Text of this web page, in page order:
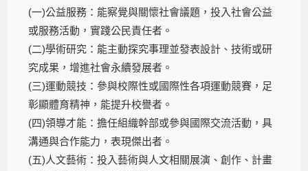
(一)公益服務：能察覺與關懷社會議題，投入社會公益
或服務活動，實踐公民責任者。
(二)學術研究：能主動探究事理並發表設計、技術或研
究成果，增進社會永續發展者。
(三)運動競技：參與校際性或國際性各項運動競賽，足
彰顯體育精神，能提升校譽者。
(四)領導才能：擔任組織幹部或參與國際交流活動，具
溝通與合作能力，表現傑出者。
(五)人文藝術：投入藝術與人文相關展演、創作、計畫